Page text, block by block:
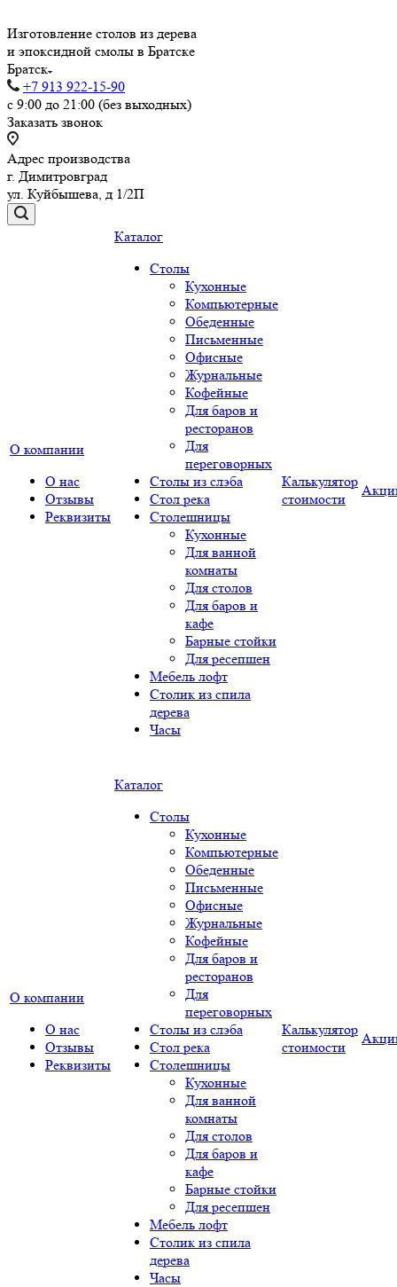
Изготовление столов из дерева
и эпоксидной смолы в Братске
Братск
+7 913 922-15-90
с 9:00 до 21:00 (без выходных)
Заказать звонок
Адрес производства
г. Димитровград
ул. Куйбышева, д 1/2П
О компании
О нас
Отзывы
Реквизиты
Каталог
Столы
Кухонные
Компьютерные
Обеденные
Письменные
Офисные
Журнальные
Кофейные
Для баров и
ресторанов
Для
переговорных
Столы из слэба
Стол река
Столешницы
Кухонные
Для ванной
комнаты
Для столов
Для баров и
кафе
Барные стойки
Для ресепшен
Мебель лофт
Столик из спила
дерева
Часы
Калькулятор
стоимости
О компании
О нас
Отзывы
Реквизиты
Каталог
Столы
Кухонные
Компьютерные
Обеденные
Письменные
Офисные
Журнальные
Кофейные
Для баров и
ресторанов
Для
переговорных
Столы из слэба
Стол река
Столешницы
Кухонные
Для ванной
комнаты
Для столов
Для баров и
кафе
Барные стойки
Для ресепшен
Мебель лофт
Столик из спила
дерева
Часы
Калькулятор
стоимости